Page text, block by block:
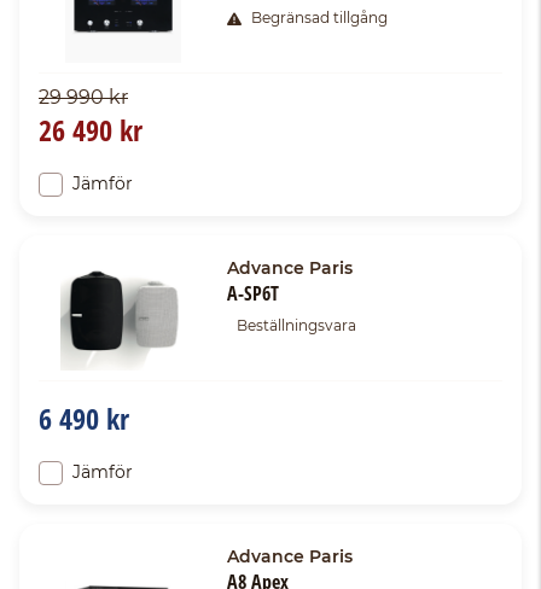
Begränsad tillgång
29 990 kr
26 490 kr
Jämför
Advance Paris
A-SP6T
Beställningsvara
6 490 kr
Jämför
Advance Paris
A8 Apex